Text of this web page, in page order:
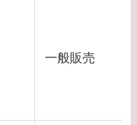
一般販売